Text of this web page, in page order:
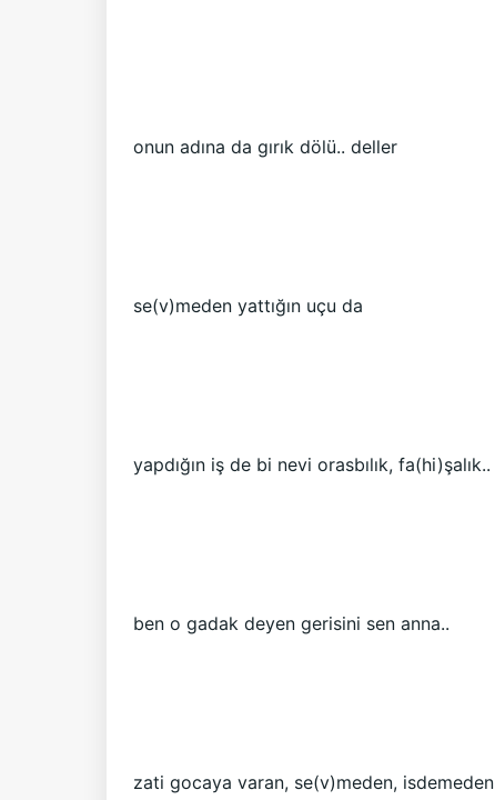
onun adına da gırık dölü.. deller
se(v)meden yattığın uçu da
yapdığın iş de bi nevi orasbılık, fa(hi)şalık..
ben o gadak deyen gerisini sen anna..
zati gocaya varan, se(v)meden, isdemeden